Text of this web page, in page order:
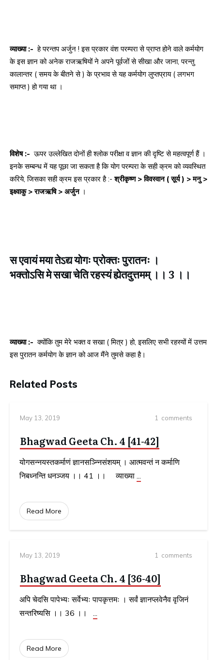
व्याख्या :- हे परन्तप अर्जुन ! इस प्रकार वंश परम्परा से प्राप्त होने वाले कर्मयोग
के इस ज्ञान को अनेक राजऋषियों ने अपने पूर्वजों से सीखा और जाना, परन्तु
कालान्तर ( समय के बीतने से ) के प्रभाव से यह कर्मयोग लुप्तप्राय ( लगभग
समाप्त ) हो गया था ।
विशेष :- ऊपर उल्लेखित दोनों ही श्लोक परीक्षा व ज्ञान की दृष्टि से महत्वपूर्ण हैं ।
इनके सम्बन्ध में यह पूछा जा सकता है कि योग परम्परा के सही क्रम को व्यवस्थित
करिये, जिसका सही क्रम इस प्रकार है :-श्रीकृष्ण > विवस्वान ( सूर्य ) > मनु >
इक्ष्वाकु > राजऋषि > अर्जुन ।
स एवायं मया तेऽद्य योगः प्रोक्तः पुरातनः ।
भक्तोऽसि मे सखा चेति रहस्यं ह्येतदुत्तमम्‌ ।। 3 ।।
व्याख्या :- क्योंकि तुम मेरे भक्त व सखा ( मित्र ) हो, इसलिए सभी रहस्यों में उत्तम
इस पुरातन कर्मयोग के ज्ञान को आज मैंने तुमसे कहा है।
Related Posts
May 13, 2019 1 comments
Bhagwad Geeta Ch. 4 [41-42]
योगसन्नयस्तकर्माणं ज्ञानसञ्न्निसंशयम्‌ । आत्मवन्तं न कर्माणि
निबध्नन्ति धनञ्जय ।। 41 ।। व्याख्या ...
Read More
May 13, 2019 1 comments
Bhagwad Geeta Ch. 4 [36-40]
अपि चेदसि पापेभ्यः सर्वेभ्यः पापकृत्तमः । सर्वं ज्ञानप्लवेनैव वृजिनं
सन्तरिष्यसि ।। 36 ।। ...
Read More